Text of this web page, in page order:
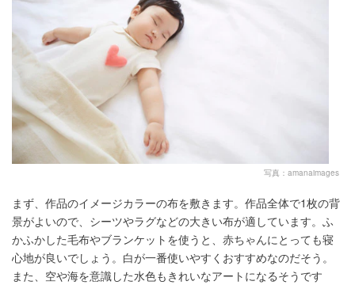
写真：amanaimages
まず、作品のイメージカラーの布を敷きます。作品全体で1枚の背
景がよいので、シーツやラグなどの大きい布が適しています。ふ
かふかした毛布やブランケットを使うと、赤ちゃんにとっても寝
心地が良いでしょう。白が一番使いやすくおすすめなのだそう。
また、空や海を意識した水色もきれいなアートになるそうです